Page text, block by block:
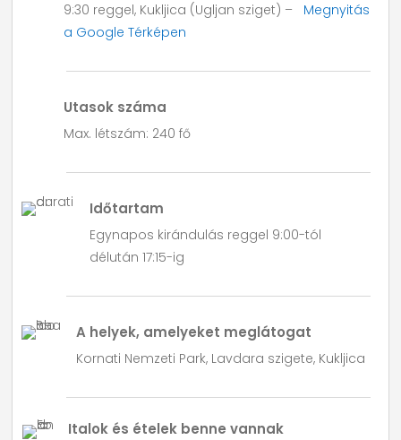
9:30 reggel, Kukljica (Ugljan sziget) –
Megnyitás
a Google Térképen
Utasok száma
Max. létszám: 240 fő
Időtartam
Egynapos kirándulás reggel 9:00-tól
délután 17:15-ig
A helyek, amelyeket meglátogat
Kornati Nemzeti Park, Lavdara szigete, Kukljica
Italok és ételek benne vannak